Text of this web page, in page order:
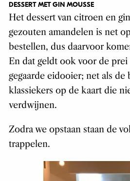
DESSERT MET GIN MOUSSE
Het dessert van citroen en
gezouten amandelen is net
bestellen, dus daarvoor
En dat geldt ook voor de
gegaarde eidooier; net als de
klassiekers op de kaart die
verdwijnen.
Zodra we opstaan staan de
trappelen.